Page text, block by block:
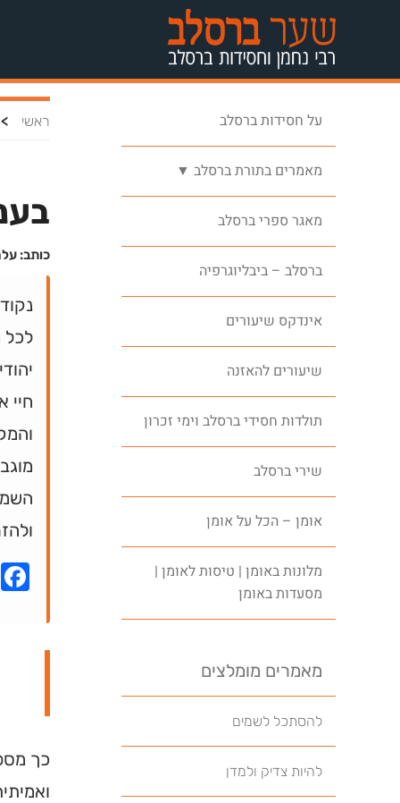
על חסידות ברסלב
מאמרים בתורת ברסלב ▼
מאגר ספרי ברסלב
ברסלב – ביבליוגרפיה
אינדקס שיעורים
שיעורים להאזנה
תולדות חסידי ברסלב וימי זכרון
שירי ברסלב
אומן – הכל על אומן
מלונות באומן | טיסות לאומן |
מסעדות באומן
מאמרים מומלצים
להסתכל לשמים
להיות צדיק ולמדן
ראשי >
כותב:
לכל
חיי
כך